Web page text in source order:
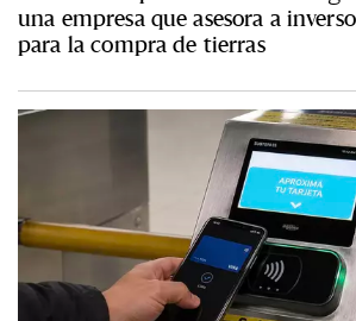
una empresa que asesora a
para la compra de tierras